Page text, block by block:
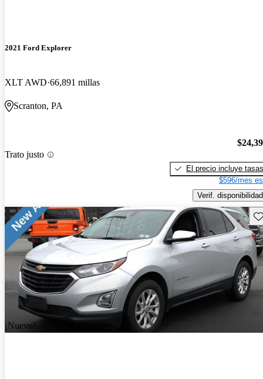
2021 Ford Explorer
XLT AWD 66,891 millas
Scranton, PA
Trato justo
El precio incluye tasas
$596/mes
Verif. disponibilidad
¡Nuevo!